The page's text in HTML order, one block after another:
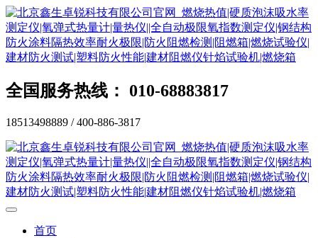
全国服务热线： 010-68883817
18513498889 / 400-886-3817
首页